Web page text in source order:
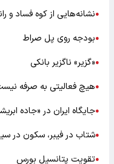
●نشانه‌هایی از کوه فساد و
●بودجه روی پل صراط
●«گزیر» ناگزیر بانکی
●هیچ فعالیتی به صرفه
●جایگاه ایران در «جاده
●شتاب در فیبر، سکون در
●تقویت پتانسیل بورس